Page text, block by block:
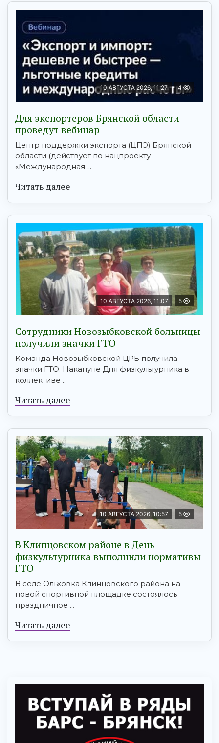
10 АВГУСТА 2026, 11:27 4
Для экспортеров Брянской области
проведут вебинар
Центр поддержки экспорта (ЦПЭ) Брянской
области (действует по нацпроекту
«Международная ...
Читать далее
10 АВГУСТА 2026, 11:07 5
Сотрудники Новозыбковской больницы
получили значки ГТО
Команда Новозыбковской ЦРБ получила
значки ГТО. Накануне Дня физкультурника в
коллективе ...
Читать далее
10 АВГУСТА 2026, 10:57 5
В Клинцовском районе в День
физкультурника выполнили нормативы
ГТО
В селе Ольховка Клинцовского района на
новой спортивной площадке состоялось
праздничное ...
Читать далее